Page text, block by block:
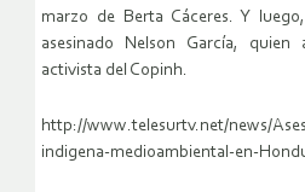
marzo de Berta Cáceres. Y
asesinado Nelson García,
activista del Copinh.
http://www.telesurtv.net/news/
indigena-medioambiental-en-